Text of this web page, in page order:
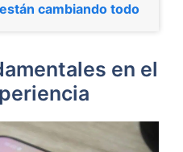
están cambiando todo
en el